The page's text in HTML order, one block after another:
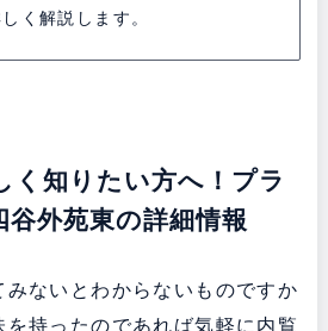
く解説します。
く知りたい方へ！プラ
外苑東の詳細情報
ないとわからないものですか
を持ったのであれば気軽に内覧